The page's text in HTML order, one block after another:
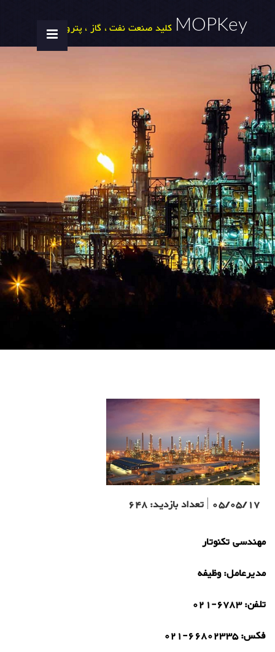
MOPKey کلید صنعت نفت ، گاز ، پتروشیمی
05/05/17
|تعداد بازدید:648
مهندسی تکنوتار
مدیرعامل:وظیفه
تلفن:021-6783
فکس:021-66802335